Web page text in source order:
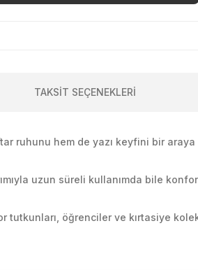
TAKSİT SEÇENEKLERİ
ruhunu hem de yazı keyfini bir
uzun süreli kullanımda bile
öğrenciler ve kırtasiye